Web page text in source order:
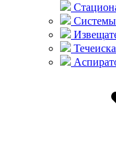
Системы